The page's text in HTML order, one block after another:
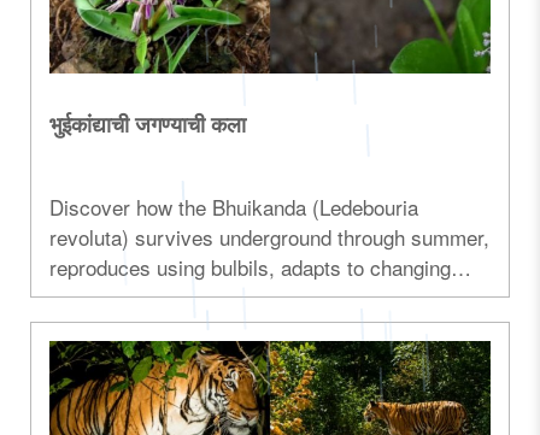
भुईकांद्याची जगण्याची कला
Discover how the Bhuikanda (Ledebouria
revoluta) survives underground through summer,
reproduces using bulbils, adapts to changing
climates, and offers medicinal benefits. A
fascinating story of nature's resilience...